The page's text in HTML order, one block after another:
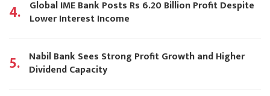
4. Global IME Bank Posts Rs 6.20 Billion Profit Despite
Lower Interest Income
5. Nabil Bank Sees Strong Profit Growth and Higher
Dividend Capacity